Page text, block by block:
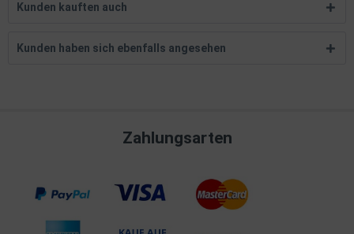
Kunden kauften auch
Kunden haben sich ebenfalls angesehen
Zahlungsarten